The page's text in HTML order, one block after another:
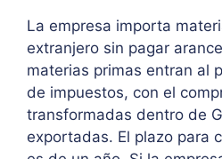
La empresa importa
extranjero sin pagar
materias primas entran al
de impuestos, con el
transformadas dentro de
exportadas. El plazo para